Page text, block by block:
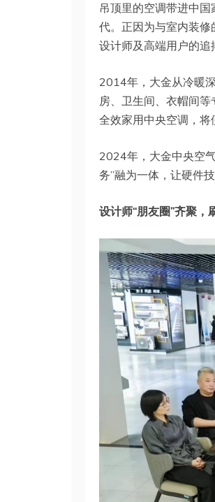
吊顶里的空调带进中
代。正因为与室内装
设计师及高端用户的追
2014年，大金从冷暖
房、卫生间、衣帽间
全效家用中央空调，将
2024年，大金中央空
务”融为一体，让硬件
设计师“朋友圈”齐聚，